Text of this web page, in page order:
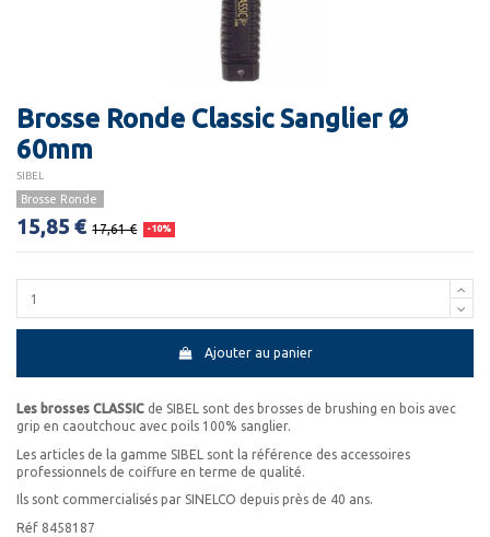
Brosse Ronde Classic Sanglier Ø
60mm
SIBEL
Brosse Ronde
15,85 € 17,61 € -10%
Ajouter au panier
Les brosses CLASSIC de SIBEL sont des brosses de brushing en bois avec
grip en caoutchouc avec poils 100% sanglier.
Les articles de la gamme SIBEL sont la référence des accessoires
professionnels de coiffure en terme de qualité.
Ils sont commercialisés par SINELCO depuis près de 40 ans.
Réf 8458187